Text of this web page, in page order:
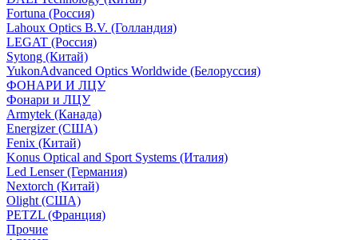
Fortuna (Россия)
Lahoux Optics B.V. (Голландия)
LEGAT (Россия)
Sytong (Китай)
YukonAdvanced Optics Worldwide (Белоруссия)
ФОНАРИ И ЛЦУ
Фонари и ЛЦУ
Armytek (Канада)
Energizer (США)
Fenix (Китай)
Konus Optical and Sport Systems (Италия)
Led Lenser (Германия)
Nextorch (Китай)
Olight (США)
PETZL (Франция)
Прочие